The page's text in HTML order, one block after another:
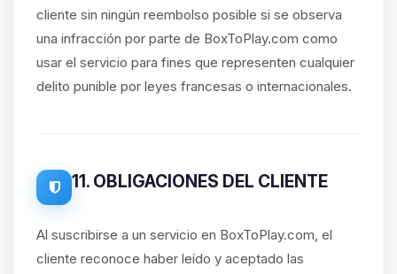
cliente sin ningún reembolso posible si se observa
una infracción por parte de BoxToPlay.com como
usar el servicio para fines que representen cualquier
delito punible por leyes francesas o internacionales.
11. OBLIGACIONES DEL CLIENTE
Al suscribirse a un servicio en BoxToPlay.com, el
cliente reconoce haber leído y aceptado las